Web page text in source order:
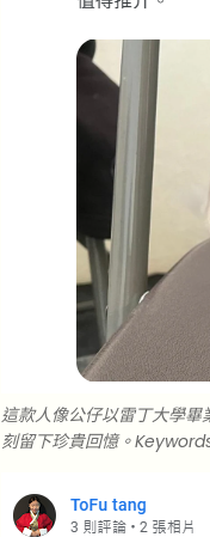
這款人像公仔以雷丁大學
刻留下珍貴回憶。